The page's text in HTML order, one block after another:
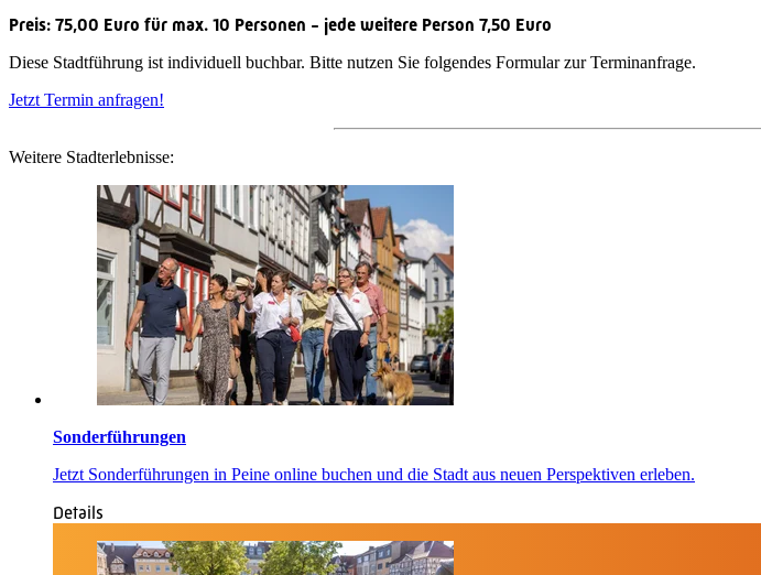
Preis: 75,00 Euro für max. 10 Personen - jede weitere Person 7,50 Euro
Diese Stadtführung ist individuell buchbar. Bitte nutzen Sie folgendes Formular zur Terminanfrage.
Jetzt Termin anfragen!
Weitere Stadterlebnisse:
Sonderführungen
Jetzt Sonderführungen in Peine online buchen und die Stadt aus neuen Perspektiven erleben.
Details